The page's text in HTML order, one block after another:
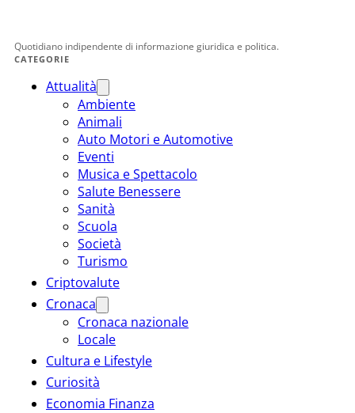
Quotidiano indipendente di informazione giuridica e politica.
CATEGORIE
Attualità
Ambiente
Animali
Auto Motori e Automotive
Eventi
Musica e Spettacolo
Salute Benessere
Sanità
Scuola
Società
Turismo
Criptovalute
Cronaca
Cronaca nazionale
Locale
Cultura e Lifestyle
Curiosità
Economia Finanza